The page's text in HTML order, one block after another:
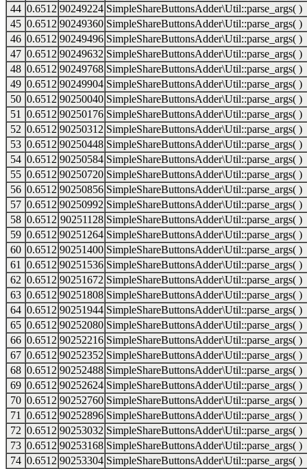
44 0.6512 90249224 SimpleShareButtonsAdder\Util::parse_args( )
45 0.6512 90249360 SimpleShareButtonsAdder\Util::parse_args( )
46 0.6512 90249496 SimpleShareButtonsAdder\Util::parse_args( )
47 0.6512 90249632 SimpleShareButtonsAdder\Util::parse_args( )
48 0.6512 90249768 SimpleShareButtonsAdder\Util::parse_args( )
49 0.6512 90249904 SimpleShareButtonsAdder\Util::parse_args( )
50 0.6512 90250040 SimpleShareButtonsAdder\Util::parse_args( )
51
0.6512 90250176 SimpleShareButtonsAdder\Util::parse_args( )
52 0.6512 90250312 SimpleShareButtonsAdder\Util::parse_args( )
53 0.6512 90250448 SimpleShareButtonsAdder\Util::parse_args( )
54 0.6512 90250584 SimpleShareButtonsAdder\Util::parse_args( )
55 0.6512 90250720 SimpleShareButtonsAdder\Util::parse_args( )
56 0.6512 90250856 SimpleShareButtonsAdder\Util::parse_args( )
57 0.6512 90250992 SimpleShareButtonsAdder\Util::parse_args( )
58 0.6512 90251128 SimpleShareButtonsAdder\Util::parse_args( )
59 0.6512 90251264 SimpleShareButtonsAdder\Util::parse_args( )
60 0.6512 90251400 SimpleShareButtonsAdder\Util::parse_args( )
61
0.6512 90251536 SimpleShareButtonsAdder\Util::parse_args( )
62 0.6512 90251672 SimpleShareButtonsAdder\Util::parse_args( )
63 0.6512 90251808 SimpleShareButtonsAdder\Util::parse_args( )
64 0.6512 90251944 SimpleShareButtonsAdder\Util::parse_args( )
65 0.6512 90252080 SimpleShareButtonsAdder\Util::parse_args( )
66 0.6512 90252216 SimpleShareButtonsAdder\Util::parse_args( )
67 0.6512 90252352 SimpleShareButtonsAdder\Util::parse_args( )
68 0.6512 90252488 SimpleShareButtonsAdder\Util::parse_args( )
69 0.6512 90252624 SimpleShareButtonsAdder\Util::parse_args( )
70 0.6512 90252760 SimpleShareButtonsAdder\Util::parse_args( )
71
0.6512 90252896 SimpleShareButtonsAdder\Util::parse_args( )
72 0.6512 90253032 SimpleShareButtonsAdder\Util::parse_args( )
73 0.6512 90253168 SimpleShareButtonsAdder\Util::parse_args( )
74 0.6512 90253304 SimpleShareButtonsAdder\Util::parse_args( )